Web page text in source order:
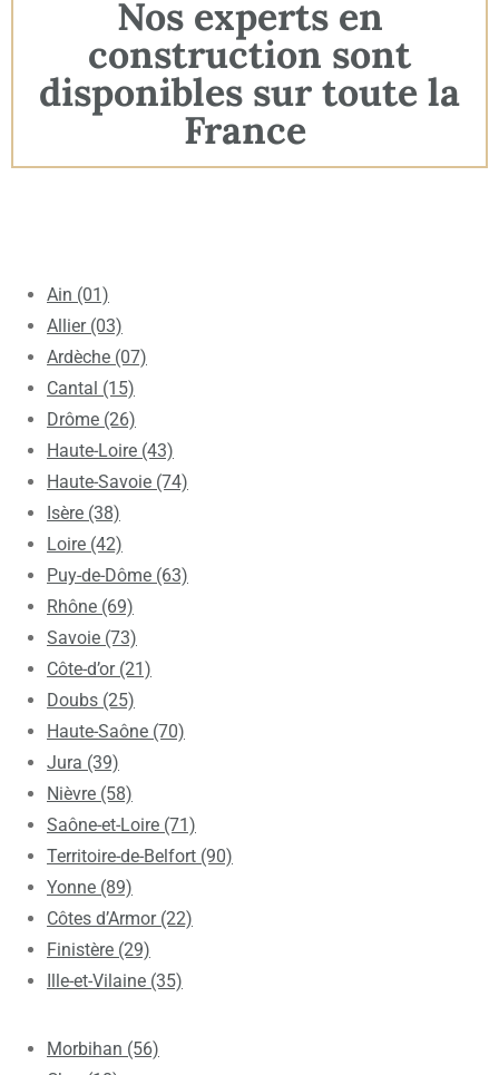
Nos experts en
construction sont
disponibles sur toute la
France
Ain (01)
Allier (03)
Ardèche (07)
Cantal (15)
Drôme (26)
Haute-Loire (43)
Haute-Savoie (74)
Isère (38)
Loire (42)
Puy-de-Dôme (63)
Rhône (69)
Savoie (73)
Côte-d’or (21)
Doubs (25)
Haute-Saône (70)
Jura (39)
Nièvre (58)
Saône-et-Loire (71)
Territoire-de-Belfort (90)
Yonne (89)
Côtes d’Armor (22)
Finistère (29)
Ille-et-Vilaine (35)
Morbihan (56)